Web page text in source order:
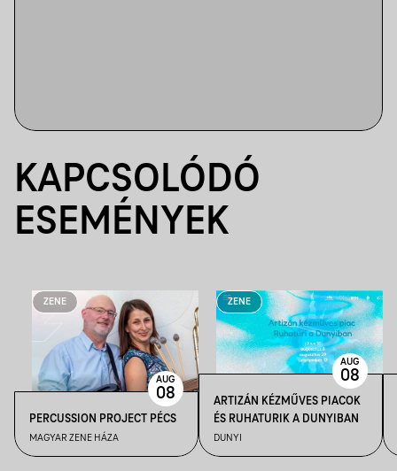
KAPCSOLÓDÓ
ESEMÉNYEK
ZENE
PERCUSSION PROJECT PÉCS
MAGYAR ZENE HÁZA
AUG
08
ZENE
ARTIZÁN KÉZMŰVES PIACOK
ÉS RUHATURIK A DUNYIBAN
DUNYI
AUG
08